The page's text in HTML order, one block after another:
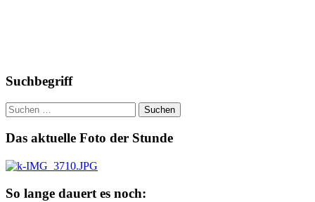
Suchbegriff
Suchen
nach:
Das aktuelle Foto der Stunde
So lange dauert es noch: